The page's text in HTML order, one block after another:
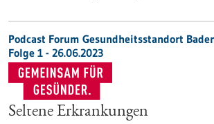
Podcast Forum Gesundheitsstandort
Folge 1 - 26.06.2023
Seltene Erkrankungen